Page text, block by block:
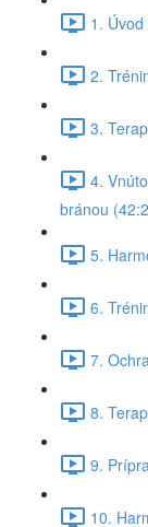
1.
2.
3.
4.
bránou
5.
6.
7.
8.
9.
10.